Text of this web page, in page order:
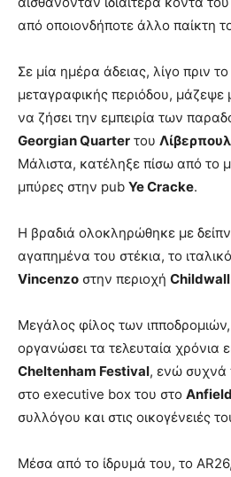
από οποιονδήποτε άλλο παίκτη
Σε μία ημέρα άδειας, λίγο πριν
μεταγραφικής περιόδου, μάζεψε
να ζήσει την εμπειρία των
Georgian Quarter του Λίβερπουλ
Μάλιστα, κατέληξε πίσω από το
μπύρες στην pub Ye Cracke.
Η βραδιά ολοκληρώθηκε με
αγαπημένα του στέκια, το
Vincenzo στην περιοχή Childwall
Μεγάλος φίλος των
οργανώσει τα τελευταία χρόνια
Cheltenham Festival, ενώ συχνά
στο executive box του στο Anfield
συλλόγου και στις οικογένειές
Μέσα από το ίδρυμά του, το